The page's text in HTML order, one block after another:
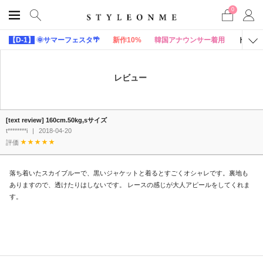
0
【D-1】 🌞サマーフェスタ🌴 新作10% 韓国アナウンサー着用 トップ
レビュー
[text review] 160cm.50kg,sサイズ
t********i
|
2018-04-20
評価
落ち着いたスカイブルーで、黒いジャケットと着るとすごくオシャレです。裏地も
ありますので、透けたりはしないです。 レースの感じが大人アピールをしてくれま
す。